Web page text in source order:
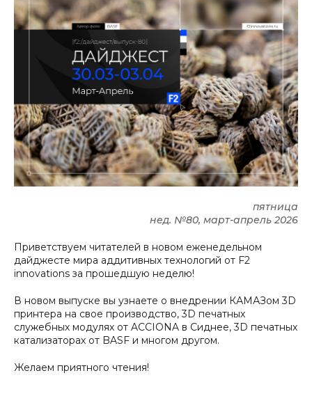
пятница
нед. №80, март-апрель 2026
Приветствуем читателей в новом еженедельном
дайджесте мира аддитивных технологий от F2
innovations за прошедшую неделю!
В новом выпуске вы узнаете о внедрении КАМАЗом 3D
принтера на свое производство, 3D печатных
служебных модулях от ACCIONA в Сиднее, 3D печатных
катализаторах от BASF и многом другом.
Желаем приятного чтения!